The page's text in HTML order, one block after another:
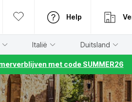
Help
Italië Duitsland
met code SUMMER26